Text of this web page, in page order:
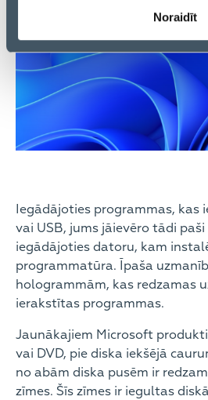
Noraidīt
Iegādājoties programmas, kas
vai USB, jums jāievēro tādi
iegādājoties datoru, kam
programmatūra. Īpaša
hologrammām, kas redzamas
ierakstītas programmas.
Jaunākajiem Microsoft
vai DVD, pie diska iekšējā
no abām diska pusēm ir
zīmes. Šīs zīmes ir iegultas